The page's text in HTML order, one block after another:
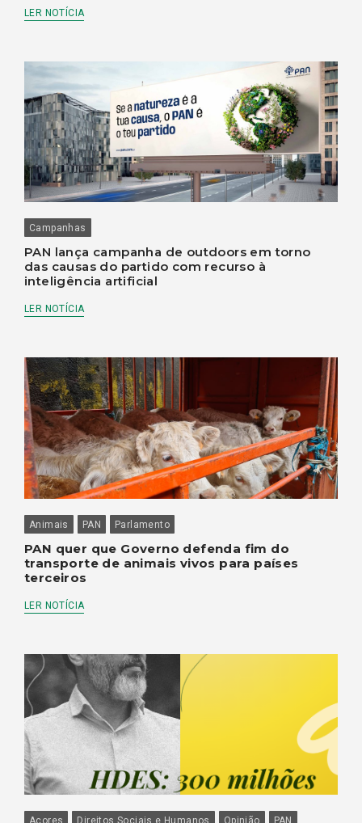
LER NOTÍCIA
Campanhas
PAN lança campanha de outdoors em torno
das causas do partido com recurso à
inteligência artificial
LER NOTÍCIA
Animais PAN Parlamento
PAN quer que Governo defenda fim do
transporte de animais vivos para países
terceiros
LER NOTÍCIA